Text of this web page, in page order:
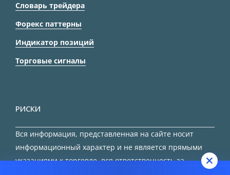
Словарь трейдера
Форекс паттерны
Индикатор позиций
Торговые сигналы
РИСКИ
Вся информация, представленная на сайте носит
информационный характер и не является прямыми
указаниями к торговле, вся ответственность за